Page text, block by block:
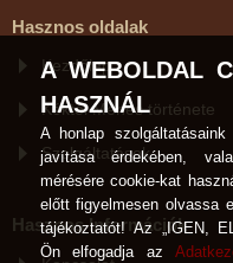
Hasznos oldalak
Kezdőlap
Kéktói Ménes története
Szolgáltatások
Hasznos Információk
A WEBOLDAL
HASZNÁL
A honlap
javítása érdekében,
mérésére cookie-kat
előtt figyelmesen olvassa
tájékoztatót! Az „IGEN,
Ön elfogadja az